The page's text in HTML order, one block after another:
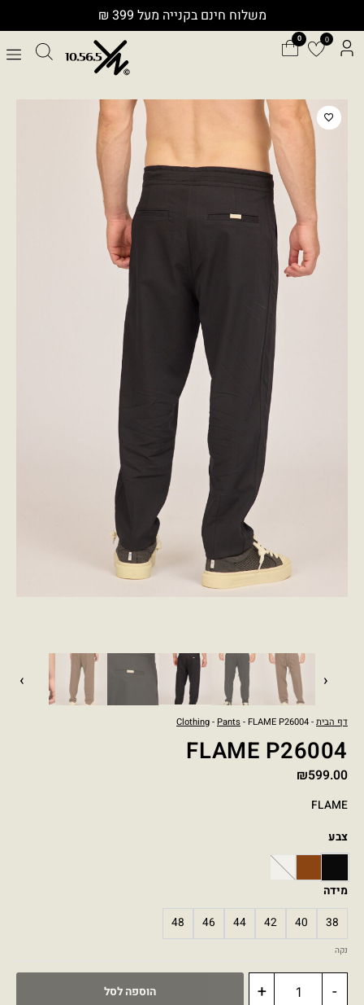
משלוח חינם בקנייה מעל 399 ₪
0
‹
›
דף הבית-
Clothing- Pants- FLAME P26004
FLAME P26004
₪599.00
צבע
BROWN
WHITE
מידה
38
40
42
44
46
48
נקה
-
כמות
של
FLAME
+ הוספה לסל
FLAME